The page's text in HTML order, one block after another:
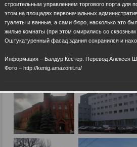
строительным управлением торгового порта для
этом на площадях первоначальных
туалеты и ванные, а сами бюро, насколько это
жилые комнаты (при этом смирились со
Оштукатуренный фасад здания сохранился и
Информация – Балдур Кёстер. Перевод Алексея
Фото – http://kenig.amazonit.ru/